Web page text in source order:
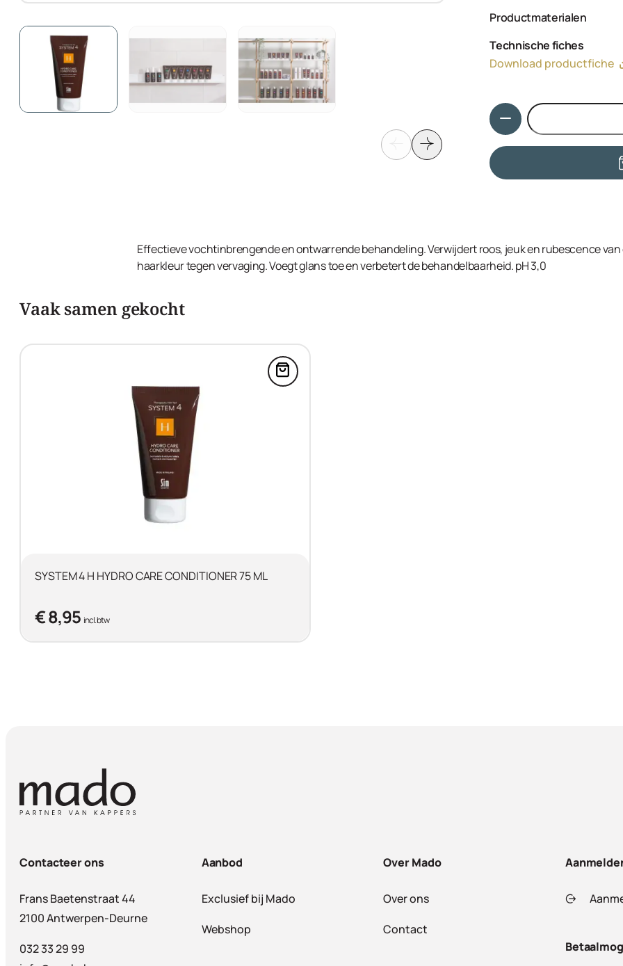
Productmaterialen
Hydrolyzed Wheat
Hydroxyethylmonium
Vegetable Protein,
Dimethicone, Isopropyl
Technische fiches
Download productfiche
Hoeveelheid
Effectieve vochtinbrengende en ontwarrende behandeling. Verwijdert roos, jeuk en rubescence
haarkleur tegen vervaging. Voegt glans toe en verbetert de behandelbaarheid. pH 3,0
Vaak samen gekocht
Voeg SYSTEM 4 H HYDRO CARE CONDITIONER 75
SYSTEM 4 H HYDRO CARE CONDITIONER 75 ML
€ 8,95 incl. btw
Contacteer ons
Frans Baetenstraat 44
2100 Antwerpen-Deurne
032 33 29 99
Aanbod
Exclusief bij Mado
Webshop
Over Mado
Over ons
Contact